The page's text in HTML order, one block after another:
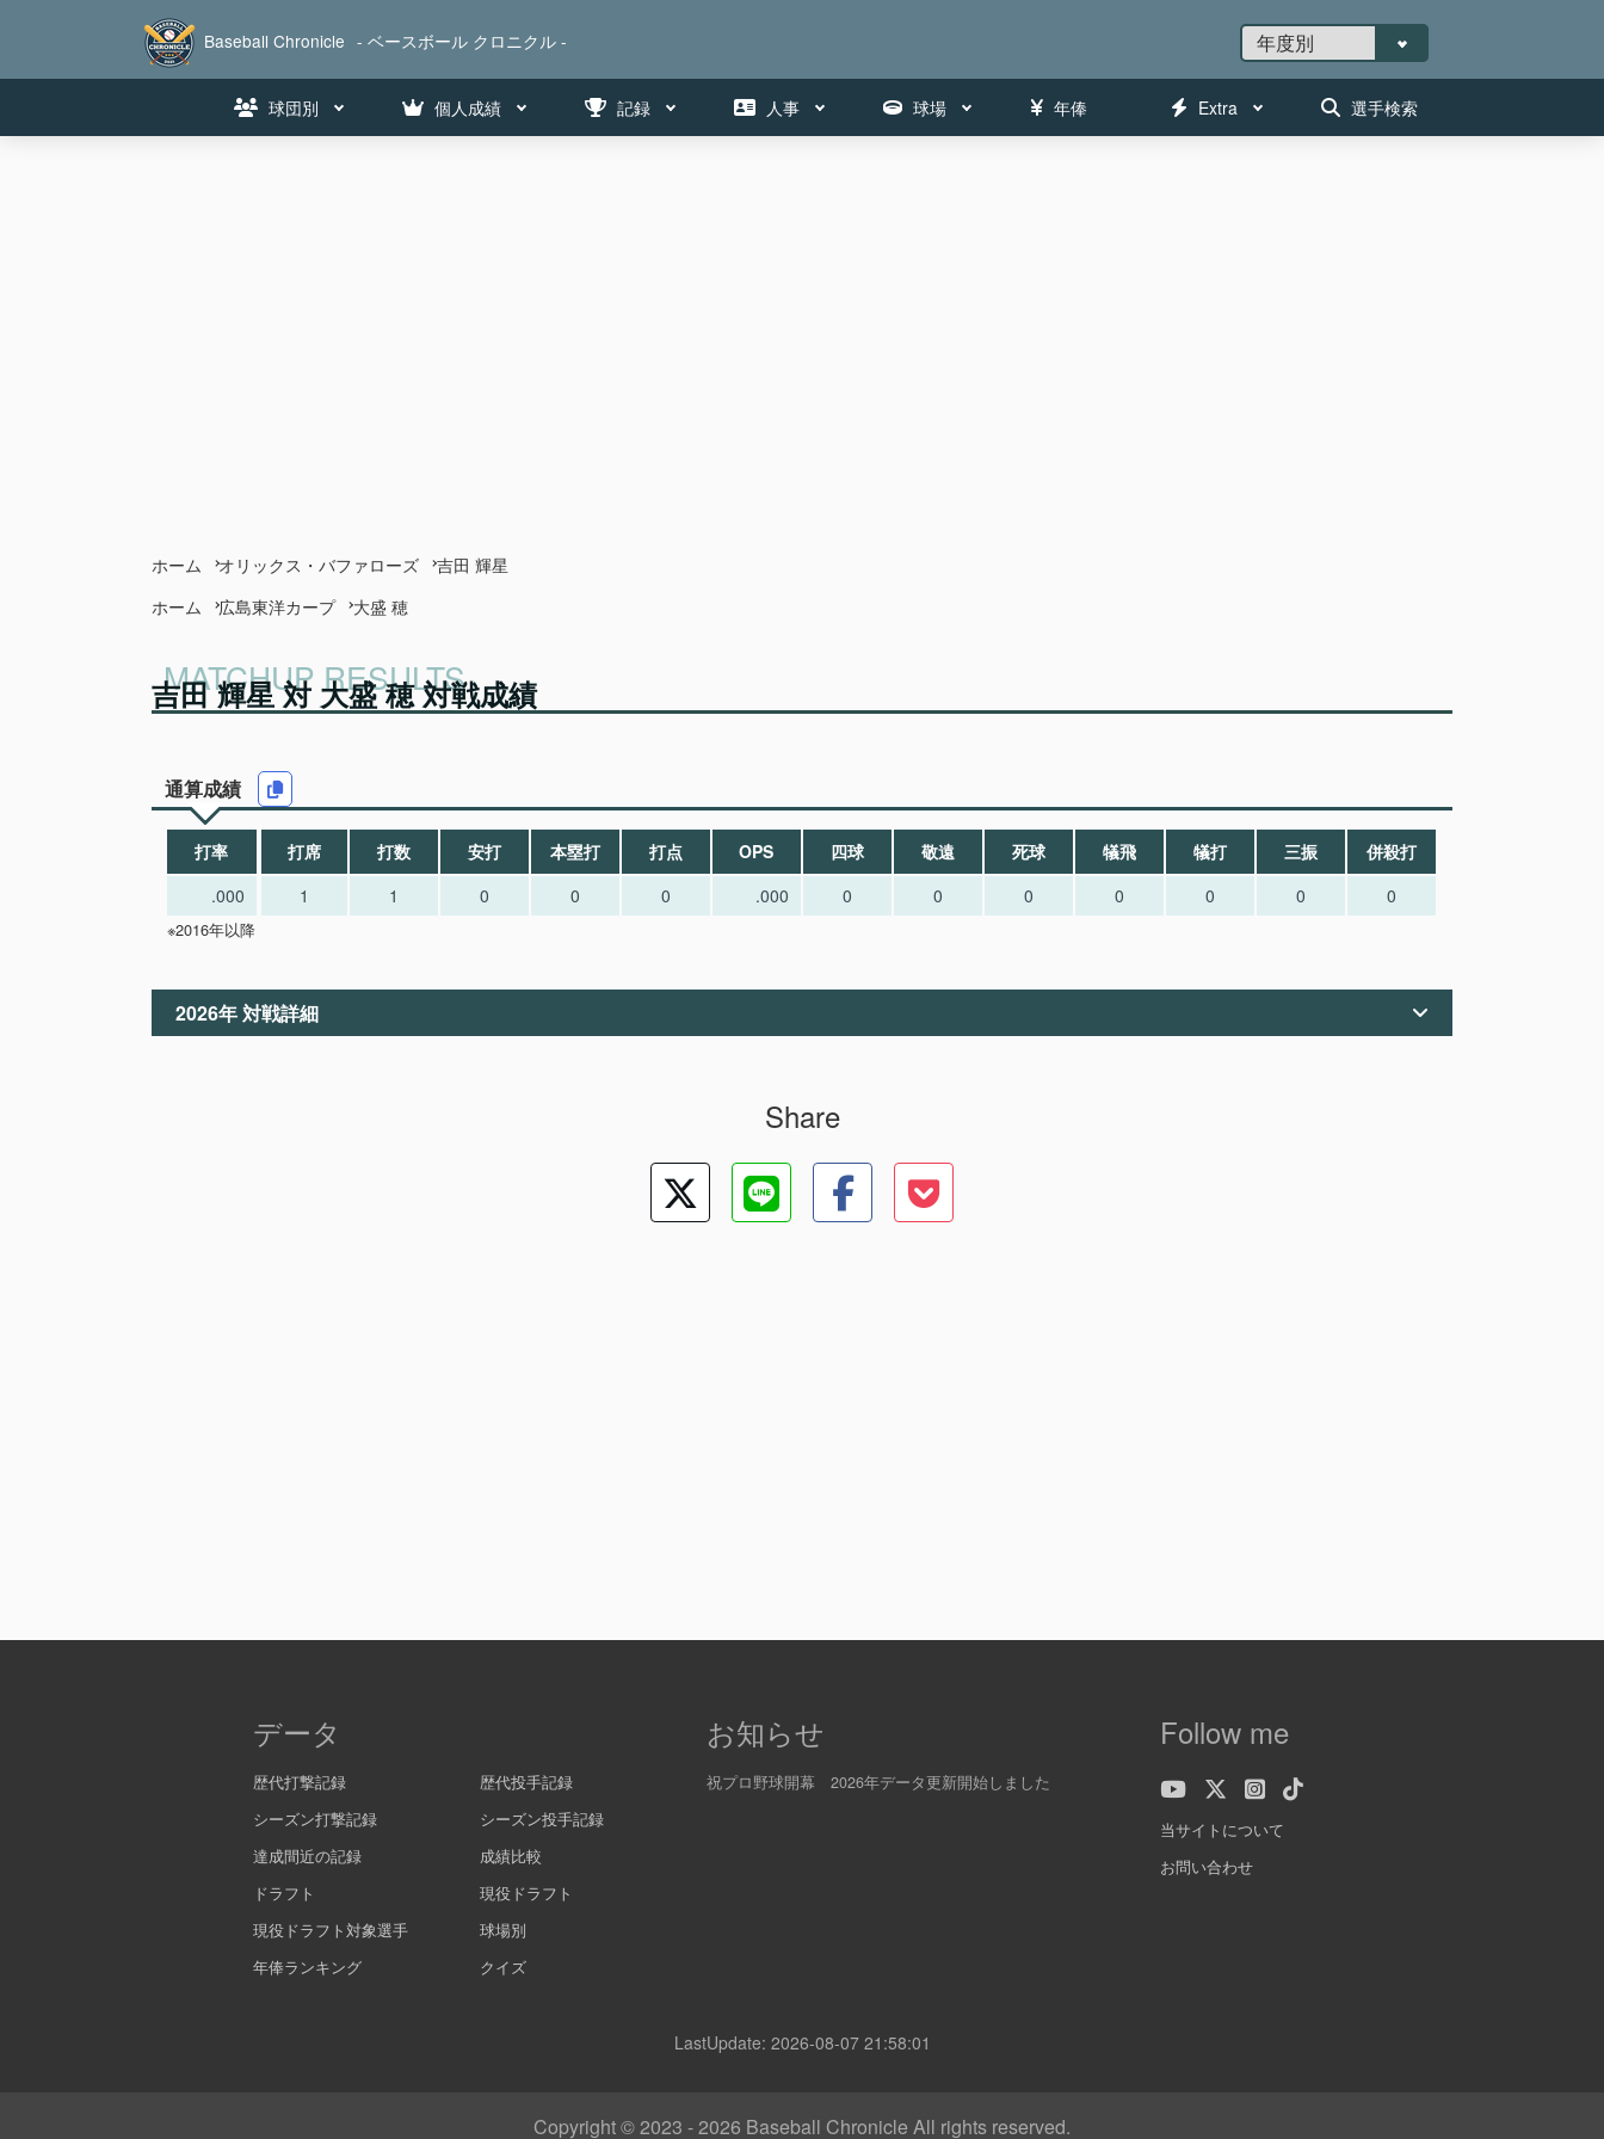
Baseball Chronicle - ベースボール クロニクル -
球団別 個人成績 記録 人事 球場 年俸 Extra 選手検索
ホーム オリックス・バファローズ
吉田 輝星
ホーム
広島東洋カープ 大盛 穂
吉田 輝星 対 大盛 穂 対戦成績
通算成績
打率 打席 打数 安打 本塁打 打点 OPS 四球 敬遠 死球 犠飛 犠打 三振
併殺打
.000
1 1 0 0 0 .000 0 0 0 0 0 0 0
※2016年以降
2026年 対戦詳細
Share
データ
歴代打撃記録
歴代投手記録
シーズン打撃記録
シーズン投手記録
達成間近の記録
成績比較
ドラフト
現役ドラフト
現役ドラフト対象選手
球場別
年俸ランキング
クイズ
お知らせ
祝プロ野球開幕 2026年データ更新開始しました
Follow me
当サイトについて
お問い合わせ
LastUpdate: 2026-08-07 21:58:01
Copyright © 2023 - 2026 Baseball Chronicle All rights reserved.